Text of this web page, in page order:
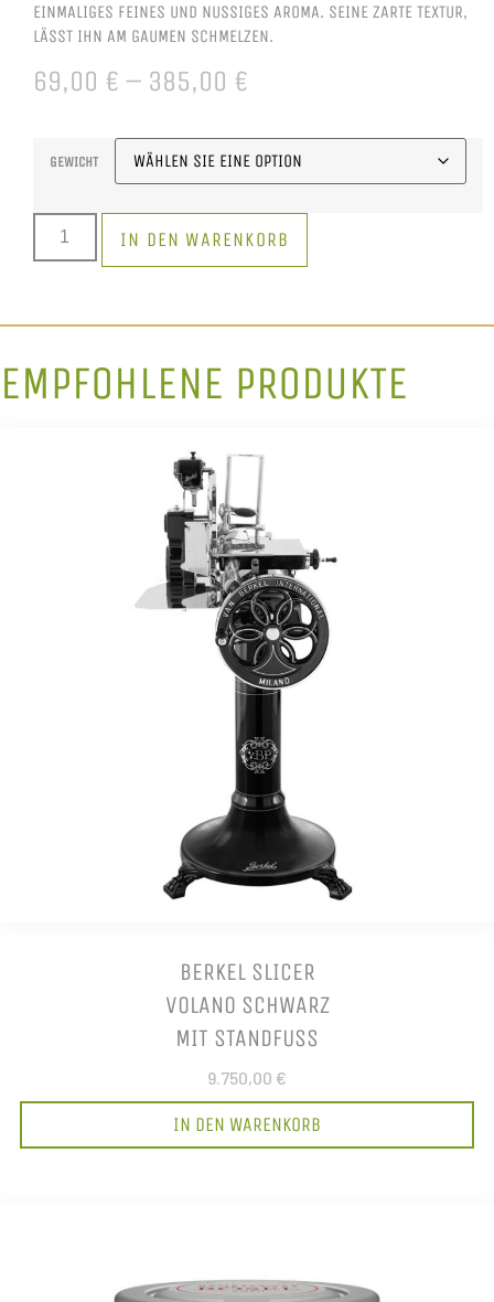
NMALIGES FEINES UND NUSSIGES AROMA. SEINE ZARTE TEXTUR, LÄ
SST IHN AM GAUMEN SCHMELZEN.
69,00 € – 385,00 €
GEWICHT
IN DEN WARENKORB
EMPFOHLENE PRODUKTE
BERKEL SLICER
VOLANO SCHWARZ
MIT STANDFUSS
9.750,00 €
IN DEN WARENKORB